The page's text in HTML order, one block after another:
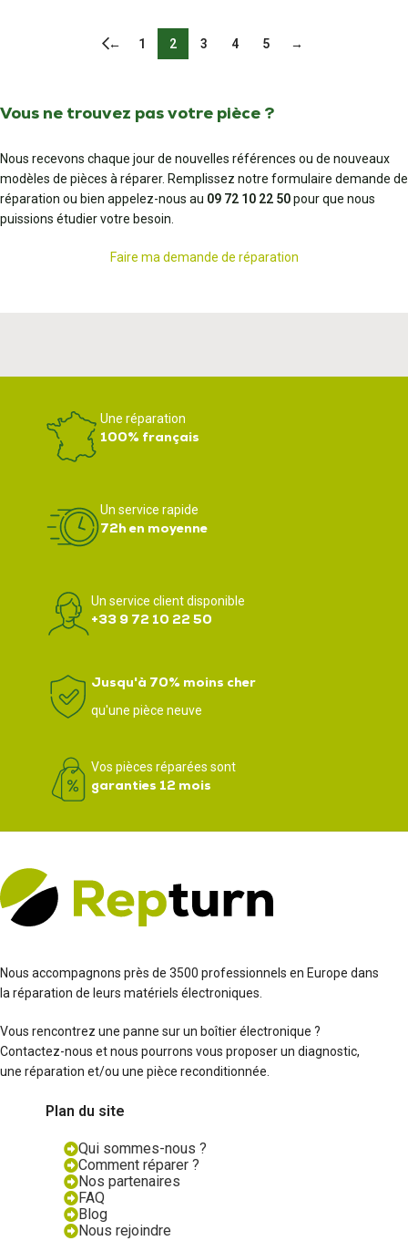
← 1 2 3 4 5 →
Vous ne trouvez pas votre pièce ?
Nous recevons chaque jour de nouvelles références ou de nouveaux
modèles de pièces à réparer. Remplissez notre formulaire demande de
réparation ou bien appelez-nous au 09 72 10 22 50pour que nous
puissions étudier votre besoin.
Faire ma demande de réparation
Une réparation
100% français
Un service rapide
72h en moyenne
Un service client disponible
+33 9 72 10 22 50
Jusqu'à 70% moins cher
qu'une pièce neuve
Vos pièces réparées sont
garanties 12 mois
Nous accompagnons près de 3500 professionnels en Europe dans
la réparation de leurs matériels électroniques.
Vous rencontrez une panne sur un boîtier électronique ?
Contactez-nous et nous pourrons vous proposer un diagnostic,
une réparation et/ou une pièce reconditionnée.
Plan du site
Qui sommes-nous ?
Comment réparer ?
Nos partenaires
FAQ
Blog
Nous rejoindre